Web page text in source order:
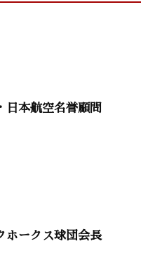
）
日本航空名誉顧問
ホークス球団会長